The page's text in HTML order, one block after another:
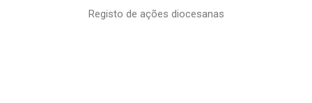
Registo de ações diocesanas